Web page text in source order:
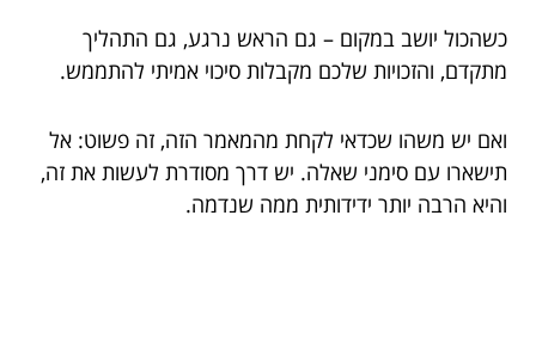
כשהכול יושב במקום – גם הראש נרגע, גם התהליך
מתקדם, והזכויות שלכם מקבלות סיכוי אמיתי להתממש.
ואם יש משהו שכדאי לקחת מהמאמר הזה, זה פשוט: אל
תישארו עם סימני שאלה. יש דרך מסודרת לעשות את זה,
והיא הרבה יותר ידידותית ממה שנדמה.